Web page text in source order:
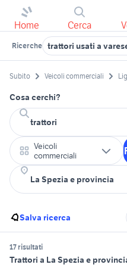
Home Cerca
Ricerche trattori usati a
Subito Veicoli commerciali
Cosa cerchi?
Veicoli
commerciali
Salva ricerca
17 risultati
Trattori a La Spezia e